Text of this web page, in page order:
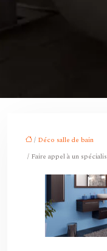
/ Déco salle de bain
/ Faire appel à un